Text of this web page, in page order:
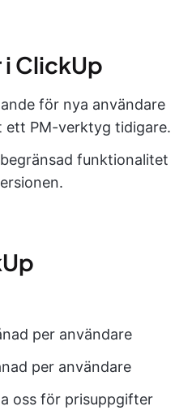
i ClickUp
för nya användare
ett PM-verktyg tidigare.
funktionalitet
per användare
per användare
oss för prisuppgifter